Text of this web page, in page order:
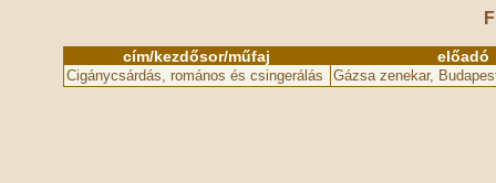
cím/kezdősor/műfaj előadó
Cigánycsárdás, romános és csingerálás Gázsa zenekar,